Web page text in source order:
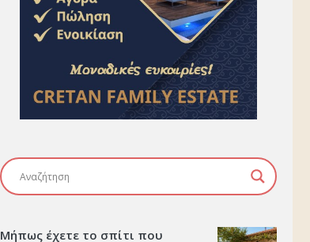
Μήπως έχετε το σπίτι που